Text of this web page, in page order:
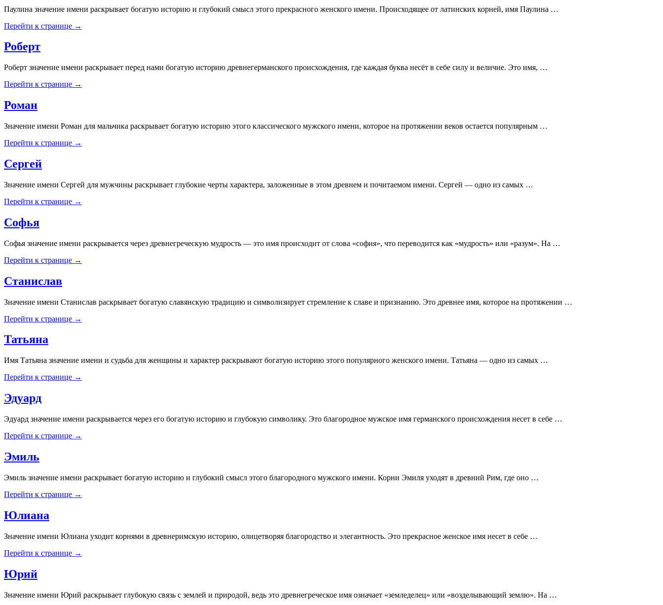
Паулина значение имени раскрывает богатую историю и глубокий смысл этого прекрасного женского имени. Происходящее от латинских корней, имя Паулина …
Перейти к странице →
Роберт
Роберт значение имени раскрывает перед нами богатую историю древнегерманского происхождения, где каждая буква несёт в себе силу и величие. Это имя, …
Перейти к странице →
Роман
Значение имени Роман для мальчика раскрывает богатую историю этого классического мужского имени, которое на протяжении веков остается популярным …
Перейти к странице →
Сергей
Значение имени Сергей для мужчины раскрывает глубокие черты характера, заложенные в этом древнем и почитаемом имени. Сергей — одно из самых …
Перейти к странице →
Софья
Софья значение имени раскрывается через древнегреческую мудрость — это имя происходит от слова «софия», что переводится как «мудрость» или «разум». На …
Перейти к странице →
Станислав
Значение имени Станислав раскрывает богатую славянскую традицию и символизирует стремление к славе и признанию. Это древнее имя, которое на протяжении …
Перейти к странице →
Татьяна
Имя Татьяна значение имени и судьба для женщины и характер раскрывают богатую историю этого популярного женского имени. Татьяна — одно из самых …
Перейти к странице →
Эдуард
Эдуард значение имени раскрывается через его богатую историю и глубокую символику. Это благородное мужское имя германского происхождения несет в себе …
Перейти к странице →
Эмиль
Эмиль значение имени раскрывает богатую историю и глубокий смысл этого благородного мужского имени. Корни Эмиля уходят в древний Рим, где оно …
Перейти к странице →
Юлиана
Значение имени Юлиана уходит корнями в древнеримскую историю, олицетворяя благородство и элегантность. Это прекрасное женское имя несет в себе …
Перейти к странице →
Юрий
Значение имени Юрий раскрывает глубокую связь с землей и природой, ведь это древнегреческое имя означает «земледелец» или «возделывающий землю». На …